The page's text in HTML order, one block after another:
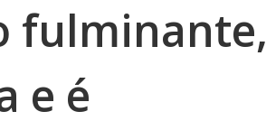
fulminante,
e é